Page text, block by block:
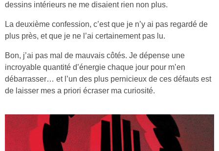
dessins intérieurs ne me disaient rien non plus.
La deuxième confession, c’est que je n’y ai pas regardé de
plus près, et que je ne l’ai certainement pas lu.
Bon, j’ai pas mal de mauvais côtés. Je dépense une
incroyable quantité d’énergie chaque jour pour m’en
débarrasser… et l’un des plus pernicieux de ces défauts est
de laisser mes a priori écraser ma curiosité.